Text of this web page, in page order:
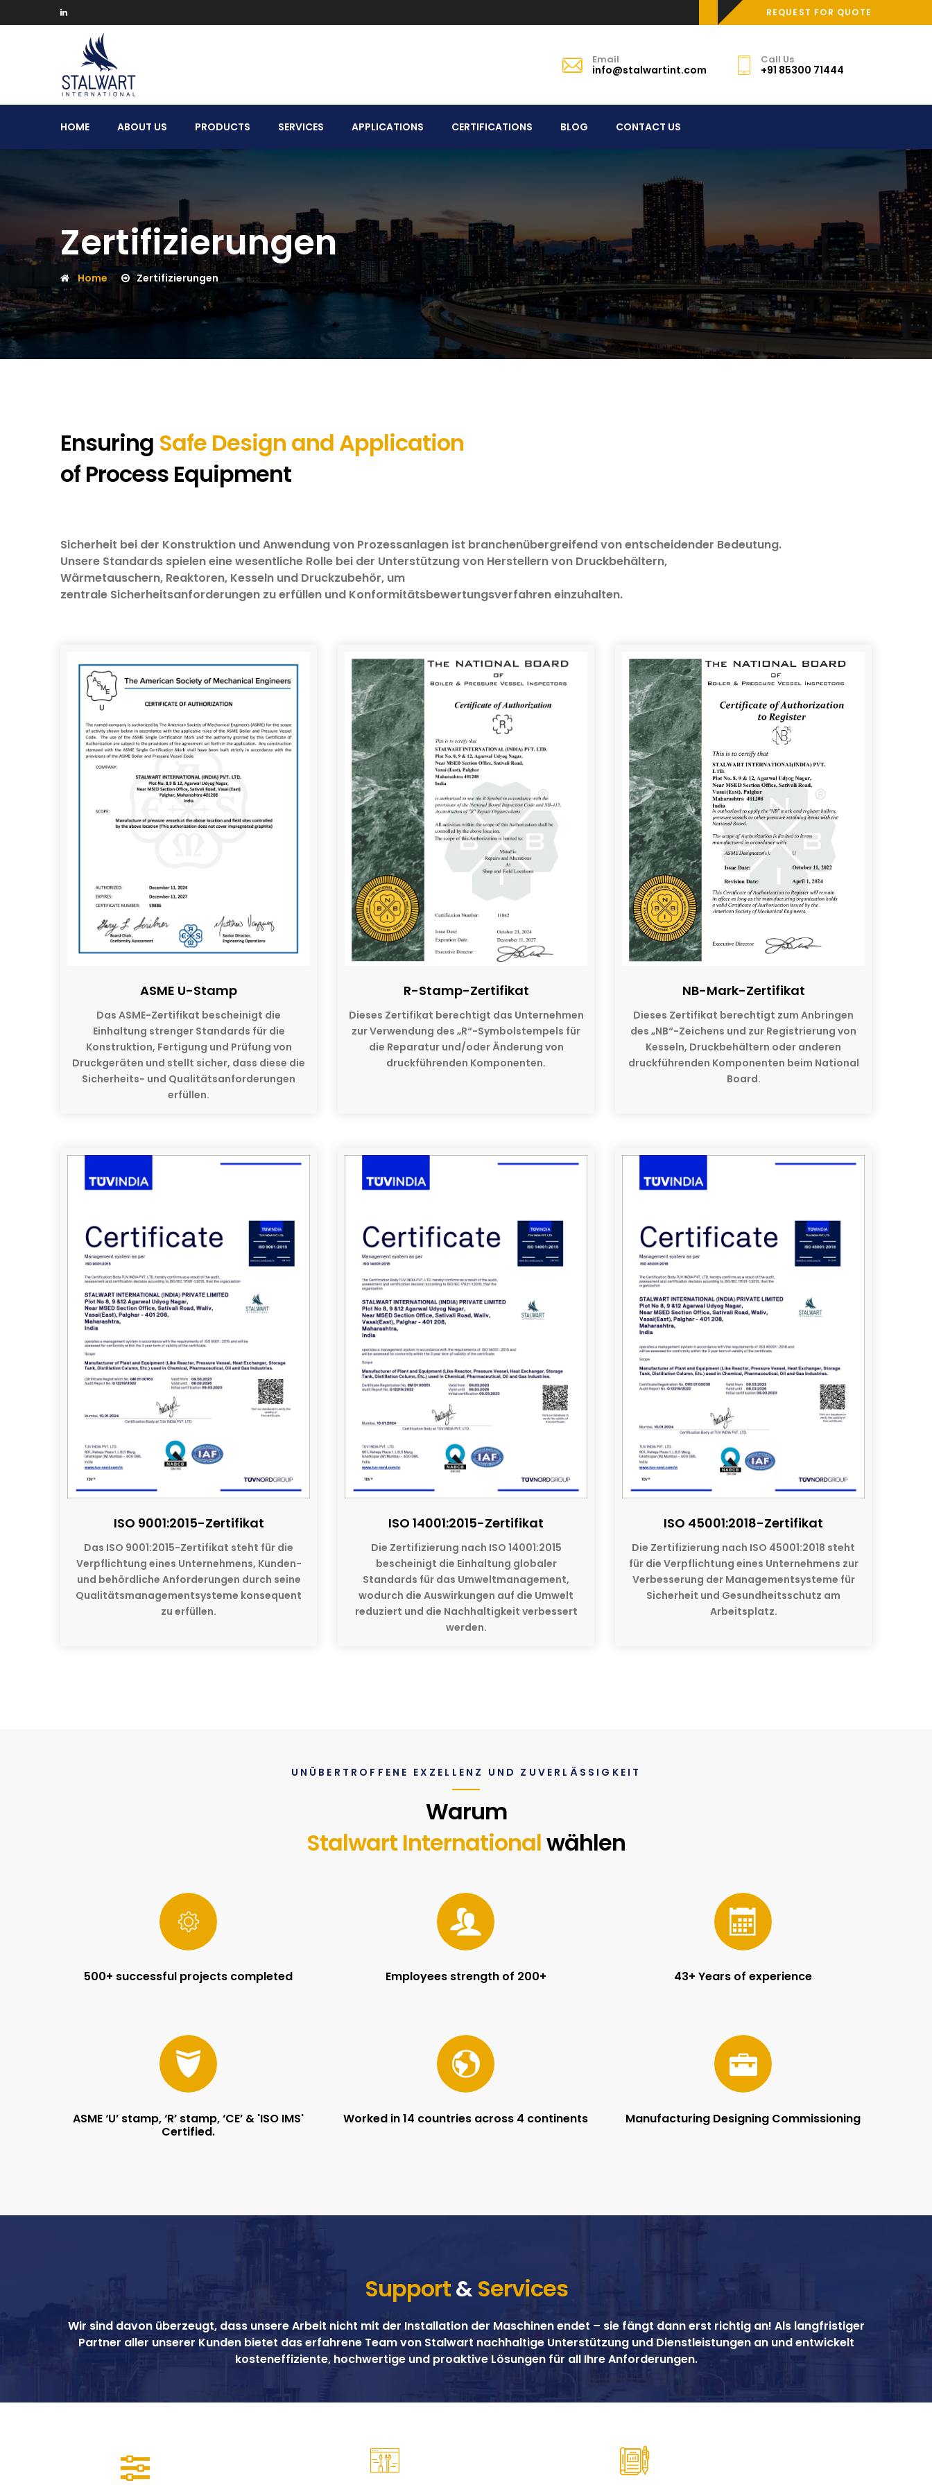
REQUEST FOR QUOTE
International
Email
info@stalwartint.com
Call Us
+91 85300 71444
HOME ABOUT US PRODUCTS SERVICES APPLICATIONS CERTIFICATIONS BLOG CONTACT US
Zertifizierungen
Home Zertifizierungen
Ensuring Safe Design and Application
of Process Equipment
Sicherheit bei der Konstruktion und Anwendung von Prozessanlagen ist branchenübergreifend von entscheidender Bedeutung.
Unsere Standards spielen eine wesentliche Rolle bei der Unterstützung von Herstellern von Druckbehältern,
Wärmetauschern, Reaktoren, Kesseln und Druckzubehör, um
zentrale Sicherheitsanforderungen zu erfüllen und Konformitätsbewertungsverfahren einzuhalten.
ASME U-Stamp
Das ASME-Zertifikat bescheinigt die
Einhaltung strenger Standards für die
Konstruktion, Fertigung und Prüfung von
Druckgeräten und stellt sicher, dass diese die
Sicherheits- und Qualitätsanforderungen
erfüllen.
R-Stamp-Zertifikat
Dieses Zertifikat berechtigt das Unternehmen
zur Verwendung des „R“-Symbolstempels für
die Reparatur und/oder Änderung von
druckführenden Komponenten.
NB-Mark-Zertifikat
Dieses Zertifikat berechtigt zum Anbringen
des „NB“-Zeichens und zur Registrierung von
Kesseln, Druckbehältern oder anderen
druckführenden Komponenten beim National
Board.
ISO 9001:2015-Zertifikat
Das ISO 9001:2015-Zertifikat steht für die
Verpflichtung eines Unternehmens, Kunden-
und behördliche Anforderungen durch seine
Qualitätsmanagementsysteme konsequent
zu erfüllen.
ISO 14001:2015-Zertifikat
Die Zertifizierung nach ISO 14001:2015
bescheinigt die Einhaltung globaler
Standards für das Umweltmanagement,
wodurch die Auswirkungen auf die Umwelt
reduziert und die Nachhaltigkeit verbessert
werden.
ISO 45001:2018-Zertifikat
Die Zertifizierung nach ISO 45001:2018 steht
für die Verpflichtung eines Unternehmens zur
Verbesserung der Managementsysteme für
Sicherheit und Gesundheitsschutz am
Arbeitsplatz.
UNÜBERTROFFENE EXZELLENZ UND ZUVERLÄSSIGKEIT
Warum
Stalwart Internationalwählen
500+ successful projects completed Employees strength of 200+ 43+ Years of experience
ASME ‘U’ stamp, ‘R’ stamp, ‘CE’ & 'ISO IMS'
Certified.
Worked in 14 countries across 4 continents Manufacturing Designing Commissioning
Support&Services
Wir sind davon überzeugt, dass unsere Arbeit nicht mit der Installation der Maschinen endet – sie fängt dann erst richtig an! Als langfristiger
Partner aller unserer Kunden bietet das erfahrene Team von Stalwart nachhaltige Unterstützung und Dienstleistungen an und entwickelt
kosteneffiziente, hochwertige und proaktive Lösungen für all Ihre Anforderungen.